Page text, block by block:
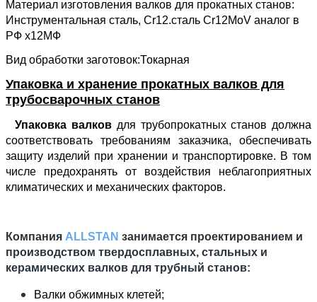
Материал изготовления валков для прокатных станов:
Инструментальная сталь, Сr12.сталь Cr12MoV аналог в
РФ х12МФ
Вид обработки заготовок:Токарная
Упаковка и хранение прокатных валков для
трубосварочных станов
Упаковка валков для трубопрокатных станов должна
соответствовать требованиям заказчика, обеспечивать
защиту изделий при хранении и транспортировке. В том
числе предохранять от воздействия неблагоприятных
климатических и механических факторов.
Компания ALLSTAN занимается проектированием и
производством твердосплавных, стальных и
керамических валков для трубный станов:
Валки обжимных клетей;